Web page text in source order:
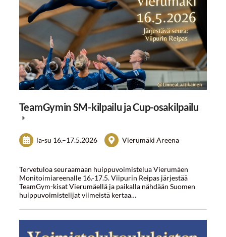
TeamGymin SM-kilpailu ja Cup-osakilpailu
la-su 16.–17.5.2026 Vierumäki Areena
Tervetuloa seuraamaan huippuvoimistelua Vierumäen
Monitoimiareenalle 16.-17.5. Viipurin Reipas järjestää
TeamGym-kisat Vierumäellä ja paikalla nähdään Suomen
huippuvoimistelijat viimeistä kertaa…